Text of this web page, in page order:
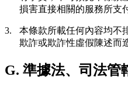
損害直接相關的服務所支
3.
本條款所載任何內容均不
欺詐或欺詐性虛假陳述而
G. 準據法、司法管